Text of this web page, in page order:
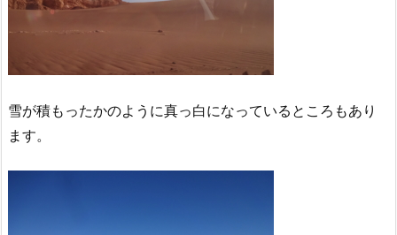
雪が積もったかのように真っ白になっているところもあり
ます。